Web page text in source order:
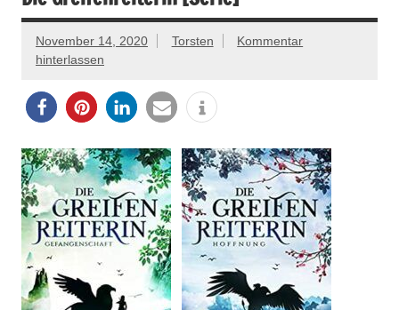
November 14, 2020 Torsten
Kommentar
hinterlassen